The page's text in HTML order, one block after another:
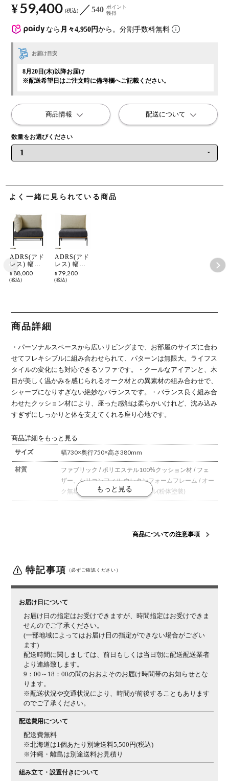
よく一緒に見られている商品
ADRS(アド
レス) 幅
75cm コー
ナーソファ
ル+ウッド
(オーク無垢
材) スリム
ァブリック
インダスト
リアル
¥ 88,000
税込
ADRS(アド
レス) 幅
73cm ソフ
ァ 1人掛け
ド(オーク無
ク インダス
トリアル
¥79,200
税込
商品詳細
・パーソナルスペースから広いリビングまで、お部屋のサイズに合わ
せてフレキシブルに組み合わせられて、パターンは無限大。ライフス
タイルの変化にも対応できるソファです。
・クールなアイアンと、木
目が美しく温かみを感じられるオーク材との異素材の組み合わせで、
シャープになりすぎない絶妙なバランスです。
・バランス良く組み合
わせたクッション材により、座った感触は柔らかいけれど、沈み込み
すぎずにしっかりと体を支えてくれる座り心地です。
商品詳細をもっと見る
サイズ
幅730×奥行750×高さ380mm
材質 ファブリック / ポリエステル100%クッション材 / フェ
ザー、シリコンフィル ウレタンフォーム フレーム / オー
ク無垢材(ラッカー塗装)、スチール(粉体塗装)
ご注意
天然木を使用しているため小さな傷や、1点ごとに木
目・節、色調など個体差があります。予めご了承くださ
い。
商品についての注意事項
特記事項 （必ずご確認ください）
お届け日について
お届け日の指定はお受けできますが、時間指定はお受けできま
せんのでご了承ください。
(一部地域によってはお届け日の指定ができない場合がござい
ます)
配送時間に関しましては、前日もしくは当日朝に配送配送業者
より連絡致します。
9：00～18：00の間のおおよそのお届け時間帯のお知らせとな
ります。
※配送状況や交通状況により、時間が前後することもあります
のでご了承ください。
配送費用について
配送費無料
※北海道は1個あたり別途送料5,500円(税込)
※沖縄・離島は別途送料お見積り
組み立て・設置付きについて
なら 月々4,950円から。分割手数料無料
¥59,400 税込 540 ポイント
獲得
お届け目安
8月20日(木)以降お届け
※配送希望日はご注文時に備考欄へご記載ください。
商品情報 配送について